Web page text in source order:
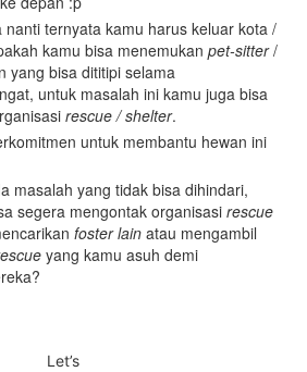
nanti ternyata kamu harus keluar kota /
kamu bisa menemukan pet-sitter/
yang bisa dititipi selama
untuk masalah ini kamu juga bisa
rescue / shelter.
untuk membantu hewan ini
masalah yang tidak bisa dihindari,
segera mengontak organisasi rescue
foster lain atau mengambil
yang kamu asuh demi
Let’s